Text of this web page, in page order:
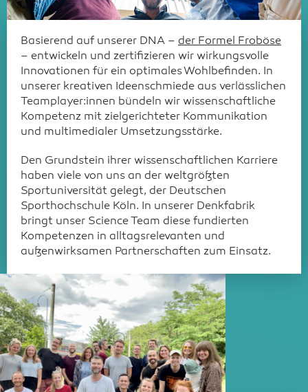
Basierend auf unserer DNA – der Formel Froböse
– entwickeln und zertifizieren wir wirkungsvolle
Innovationen für ein optimales Wohlbefinden. In
unserer kreativen Ideenschmiede aus verlässlichen
Teamplayer:innen bündeln wir wissenschaftliche
Kompetenz mit zielgerichteter Kommunikation
und multimedialer Umsetzungsstärke.
Den Grundstein ihrer wissenschaftlichen Karriere
haben viele von uns an der weltgrößten
Sportuniversität gelegt, der Deutschen
Sporthochschule Köln. In unserer Denkfabrik
bringt unser Science Team diese fundierten
Kompetenzen in alltagsrelevanten und
außenwirksamen Partnerschaften zum Einsatz.